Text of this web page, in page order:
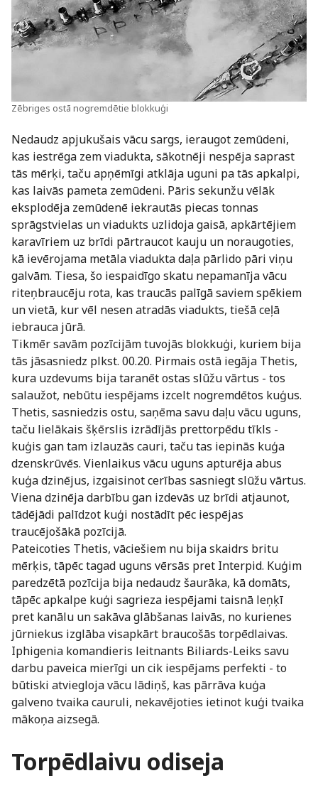
Zēbriges ostā nogremdētie blokkuģi
Nedaudz apjukušais vācu sargs, ieraugot zemūdeni,
kas iestrēga zem viadukta, sākotnēji nespēja saprast
tās mērķi, taču apņēmīgi atklāja uguni pa tās apkalpi,
kas laivās pameta zemūdeni. Pāris sekunžu vēlāk
eksplodēja zemūdenē iekrautās piecas tonnas
sprāgstvielas un viadukts uzlidoja gaisā, apkārtējiem
karavīriem uz brīdi pārtraucot kauju un noraugoties,
kā ievērojama metāla viadukta daļa pārlido pāri viņu
galvām. Tiesa, šo iespaidīgo skatu nepamanīja vācu
riteņbraucēju rota, kas traucās palīgā saviem spēkiem
un vietā, kur vēl nesen atradās viadukts, tiešā ceļā
iebrauca jūrā.
Tikmēr savām pozīcijām tuvojās blokkuģi, kuriem bija
tās jāsasniedz plkst. 00.20. Pirmais ostā iegāja Thetis,
kura uzdevums bija taranēt ostas slūžu vārtus - tos
salaužot, nebūtu iespējams izcelt nogremdētos kuģus.
Thetis, sasniedzis ostu, saņēma savu daļu vācu uguns,
taču lielākais šķērslis izrādījās prettorpēdu tīkls -
kuģis gan tam izlauzās cauri, taču tas iepinās kuģa
dzenskrūvēs. Vienlaikus vācu uguns apturēja abus
kuģa dzinējus, izgaisinot cerības sasniegt slūžu vārtus.
Viena dzinēja darbību gan izdevās uz brīdi atjaunot,
tādējādi palīdzot kuģi nostādīt pēc iespējas
traucējošākā pozīcijā.
Pateicoties Thetis, vāciešiem nu bija skaidrs britu
mērķis, tāpēc tagad uguns vērsās pret Interpid. Kuģim
paredzētā pozīcija bija nedaudz šaurāka, kā domāts,
tāpēc apkalpe kuģi sagrieza iespējami taisnā leņķī
pret kanālu un sakāva glābšanas laivās, no kurienes
jūrniekus izglāba visapkārt braucošās torpēdlaivas.
Iphigenia komandieris leitnants Biliards-Leiks savu
darbu paveica mierīgi un cik iespējams perfekti - to
būtiski atviegloja vācu lādiņš, kas pārrāva kuģa
galveno tvaika cauruli, nekavējoties ietinot kuģi tvaika
mākoņa aizsegā.
Torpēdlaivu odiseja